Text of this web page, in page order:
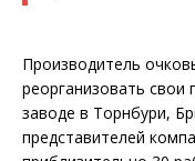
Производитель
реорганизовать
заводе в Торнбури,
представителей